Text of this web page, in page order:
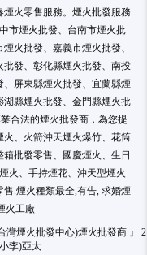
火零售服務。煙火批發服務
市煙火批發、台南市煙火批
火批發、嘉義市煙火批發、
發、彰化縣煙火批發、南投
屏東縣煙火批發、宜蘭縣煙
縣煙火批發、金門縣煙火批
合法的煙火批發商，為您提
、火箭沖天煙火爆竹、花筒
批發零售、國慶煙火、生日
火、手持煙花、沖天型煙火
.煙火種類最全,有告, 求婚煙
火工廠
灣煙火批發中心)煙火批發商 』 2
李)亞太